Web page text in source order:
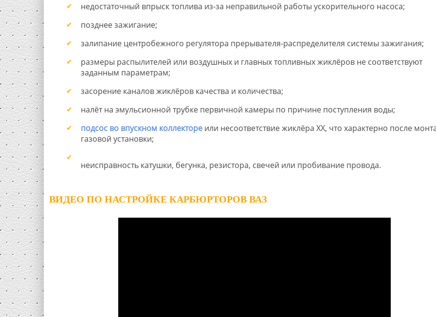
недостаточный впрыск топлива из-за неправильной работы ускорительного насоса;
позднее зажигание;
залипание центробежного регулятора прерывателя-распределителя системы зажигания;
размеры распылителей или воздушных и главных топливных жиклёров не соответствуют
заданным параметрам;
засорение каналов жиклёров качества и количества;
налёт на эмульсионной трубке первичной камеры по причине поступления воды;
подсос во впускном коллектореили несоответствие жиклёра ХХ, что характерно после
газовой установки;
неисправность катушки, бегунка, резистора, свечей или пробивание провода.
ВИДЕО ПО НАСТРОЙКЕ КАРБЮРТОРОВ ВАЗ